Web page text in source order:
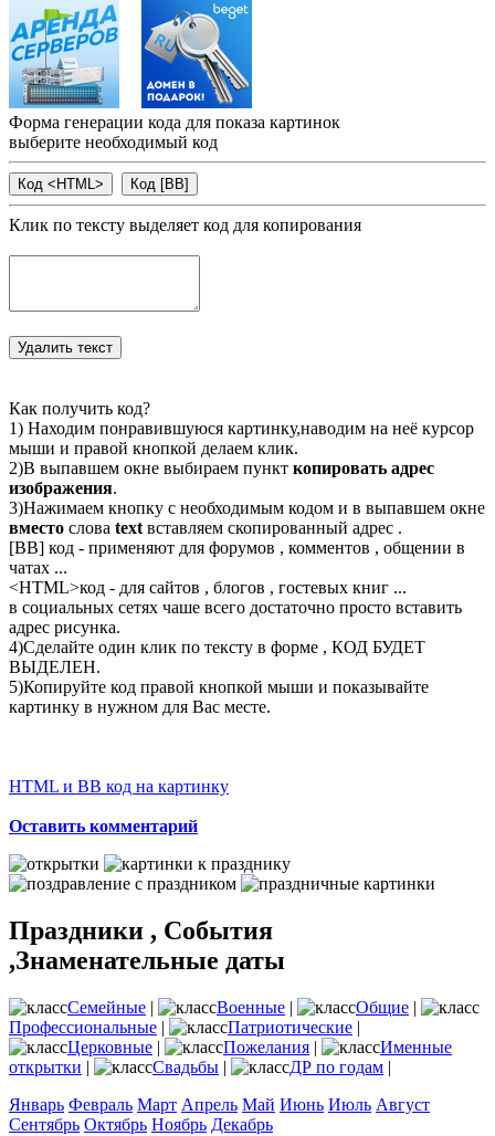
Форма генерации кода для показа картинок
выберите необходимый код
Клик по тексту выделяет код для копирования
Как получить код?
1) Находим понравившуюся картинку,наводим на неё курсор
мыши и правой кнопкой делаем клик.
2)В выпавшем окне выбираем пункт копировать адрес
изображения.
3)Нажимаем кнопку с необходимым кодом и в выпавшем окне
вместо слова textвставляем скопированный адрес .
[BB] код - применяют для форумов , комментов , общении в
чатах ...
<HTML>код - для сайтов , блогов , гостевых книг ...
в социальных сетях чаше всего достаточно просто вставить
адрес рисунка.
4)Сделайте один клик по тексту в форме , КОД БУДЕТ
ВЫДЕЛЕН.
5)Копируйте код правой кнопкой мыши и показывайте
картинку в нужном для Вас месте.
HTML и BB код на картинку
Оставить комментарий
Праздники , События
,Знаменательные даты
Семейные | Военные | Общие |
Профессиональные | Патриотические |
Церковные | Пожелания |
Именные
открытки | Свадьбы | ДР по годам |
Январь Февраль Март Апрель Май Июнь Июль Август
Сентябрь Октябрь Ноябрь Декабрь